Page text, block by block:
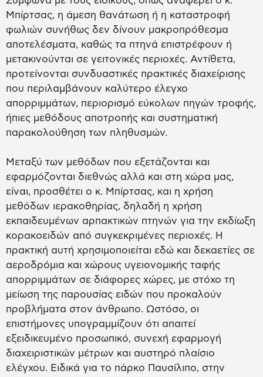
Μπίρτσας, η άμεση θανάτωση ή η καταστροφή
φωλιών συνήθως δεν δίνουν μακροπρόθεσμα
αποτελέσματα, καθώς τα πτηνά επιστρέφουν ή
μετακινούνται σε γειτονικές περιοχές. Αντίθετα,
προτείνονται συνδυαστικές πρακτικές διαχείρισης
που περιλαμβάνουν καλύτερο έλεγχο
απορριμμάτων, περιορισμό εύκολων πηγών τροφής,
ήπιες μεθόδους αποτροπής και συστηματική
παρακολούθηση των πληθυσμών.
Μεταξύ των μεθόδων που εξετάζονται και
εφαρμόζονται διεθνώς αλλά και στη χώρα μας,
είναι, προσθέτει ο κ. Μπίρτσας, και η χρήση
μεθόδων ιερακοθηρίας, δηλαδή η χρήση
εκπαιδευμένων αρπακτικών πτηνών για την εκδίωξη
κορακοειδών από συγκεκριμένες περιοχές. Η
πρακτική αυτή χρησιμοποιείται εδώ και δεκαετίες σε
αεροδρόμια και χώρους υγειονομικής ταφής
απορριμμάτων σε διάφορες χώρες, με στόχο τη
μείωση της παρουσίας ειδών που προκαλούν
προβλήματα στον άνθρωπο. Ωστόσο, οι
επιστήμονες υπογραμμίζουν ότι απαιτεί
εξειδικευμένο προσωπικό, συνεχή εφαρμογή
διαχειριστικών μέτρων και αυστηρό πλαίσιο
ελέγχου. Ειδικά για το πάρκο Παυσίλιπο, στην